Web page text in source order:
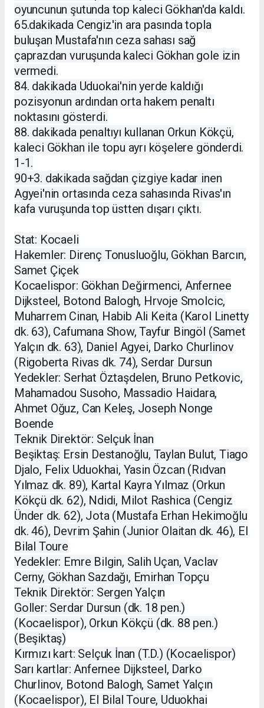
oyuncunun şutunda top kaleci Gökhan'da kaldı.
65.dakikada Cengiz'in ara pasında topla
buluşan Mustafa'nın ceza sahası sağ
çaprazdan vuruşunda kaleci Gökhan gole izin
vermedi.
84. dakikada Uduokai'nin yerde kaldığı
pozisyonun ardından orta hakem penaltı
noktasını gösterdi.
88. dakikada penaltıyı kullanan Orkun Kökçü,
kaleci Gökhan ile topu ayrı köşelere gönderdi.
1-1.
90+3. dakikada sağdan çizgiye kadar inen
Agyei'nin ortasında ceza sahasında Rivas'ın
kafa vuruşunda top üstten dışarı çıktı.
Stat: Kocaeli
Hakemler: Direnç Tonusluoğlu, Gökhan Barcın,
Samet Çiçek
Kocaelispor: Gökhan Değirmenci, Anfernee
Dijksteel, Botond Balogh, Hrvoje Smolcic,
Muharrem Cinan, Habib Ali Keita (Karol Linetty
dk. 63), Cafumana Show, Tayfur Bingöl (Samet
Yalçın dk. 63), Daniel Agyei, Darko Churlinov
(Rigoberta Rivas dk. 74), Serdar Dursun
Yedekler: Serhat Öztaşdelen, Bruno Petkovic,
Mahamadou Susoho, Massadio Haidara,
Ahmet Oğuz, Can Keleş, Joseph Nonge
Boende
Teknik Direktör: Selçuk İnan
Beşiktaş: Ersin Destanoğlu, Taylan Bulut, Tiago
Djalo, Felix Uduokhai, Yasin Özcan (Rıdvan
Yılmaz dk. 89), Kartal Kayra Yılmaz (Orkun
Kökçü dk. 62), Ndidi, Milot Rashica (Cengiz
Ünder dk. 62), Jota (Mustafa Erhan Hekimoğlu
dk. 46), Devrim Şahin (Junior Olaitan dk. 46), El
Bilal Toure
Yedekler: Emre Bilgin, Salih Uçan, Vaclav
Cerny, Gökhan Sazdağı, Emirhan Topçu
Teknik Direktör: Sergen Yalçın
Goller: Serdar Dursun (dk. 18 pen.)
(Kocaelispor), Orkun Kökçü (dk. 88 pen.)
(Beşiktaş)
Kırmızı kart: Selçuk İnan (T.D.) (Kocaelispor)
Sarı kartlar: Anfernee Dijksteel, Darko
Churlinov, Botond Balogh, Samet Yalçın
(Kocaelispor), El Bilal Toure, Uduokhai